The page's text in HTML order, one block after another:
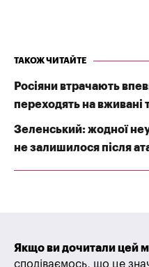
ТАКОЖ ЧИТАЙТЕ
Росіяни втрачають
переходять на вживані
Зеленський: жодної
не залишилося після
Якщо ви дочитали цей
сподіваємось, що це